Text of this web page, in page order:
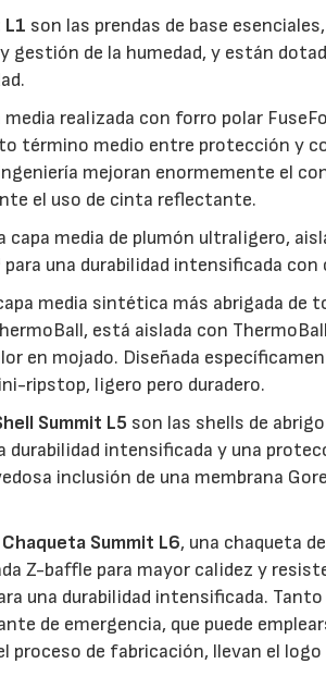
L1 son las prendas de base
gestión de la humedad, y están
media realizada con forro polar
término medio entre protección y
mejoran enormemente el
el uso de cinta reflectante.
capa media de plumón ultraligero,
una durabilidad intensificada
media sintética más abrigada de
está aislada con
en mojado. Diseñada
ripstop, ligero pero duradero.
Summit L5 son las shells de
durabilidad intensificada y una
inclusión de una membrana
Chaqueta Summit L6, una chaqueta
Z-baffle para mayor calidez y
una durabilidad intensificada.
de emergencia, que puede
proceso de fabricación, llevan el